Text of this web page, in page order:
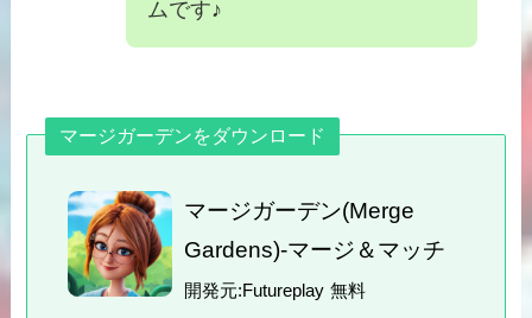
ムです♪
マージガーデンをダウンロード
マージガーデン(Merge
Gardens)-マージ＆マッチ
開発元:Futureplay 無料